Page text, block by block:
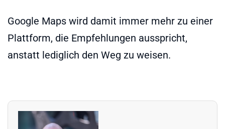
Google Maps wird damit immer mehr zu einer
Plattform, die Empfehlungen ausspricht,
anstatt lediglich den Weg zu weisen.